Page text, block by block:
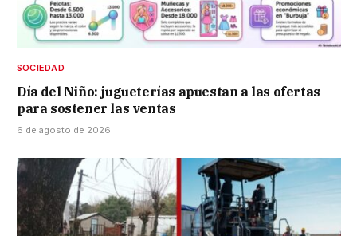
SOCIEDAD
Día del Niño: jugueterías apuestan a las ofertas
para sostener las ventas
6 de agosto de 2026